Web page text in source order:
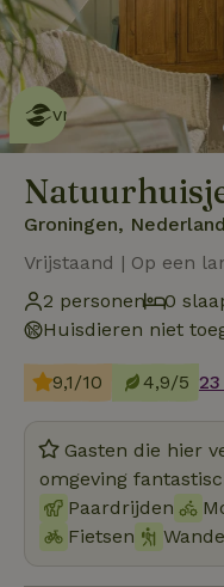
Dit natuurhuisje is
vriendelijklees
Groningen, Nederland
Vrijstaand | Op een
2 personen
0
Huisdieren niet
9,1/10 4,9/5
Gasten die hier
omgeving
Paardrijden
Fietsen